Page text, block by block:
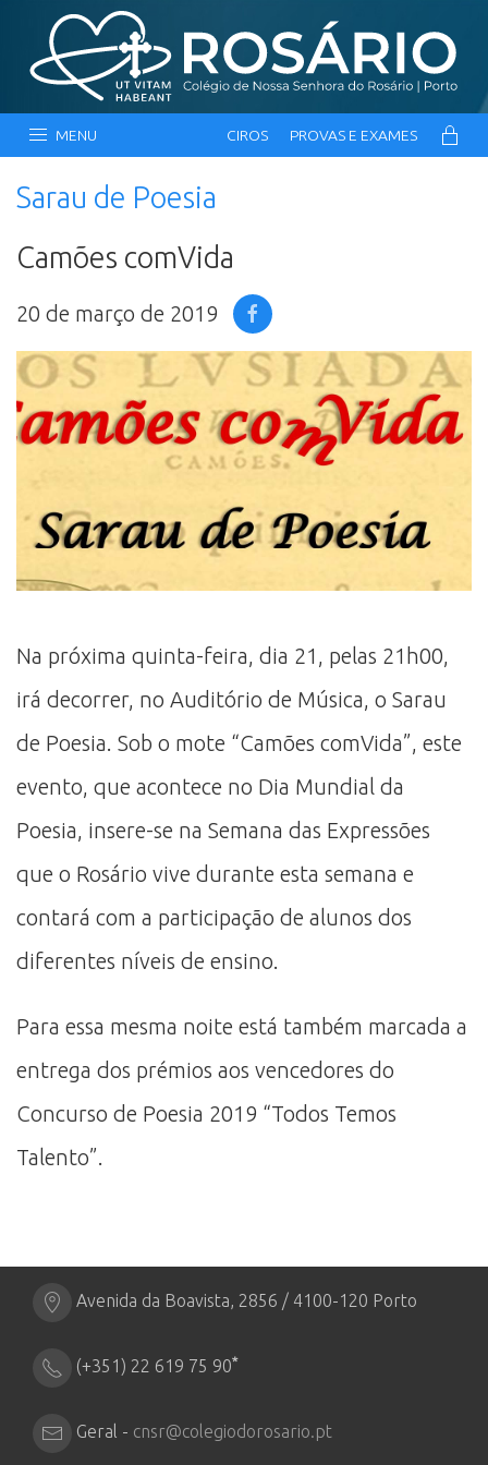
MENU CIROS PROVAS E EXAMES
Sarau de Poesia
Camões comVida
20 de março de 2019
Na próxima quinta-feira, dia 21, pelas 21h00,
irá decorrer, no Auditório de Música, o Sarau
de Poesia. Sob o mote “Camões comVida”, este
evento, que acontece no Dia Mundial da
Poesia, insere-se na Semana das Expressões
que o Rosário vive durante esta semana e
contará com a participação de alunos dos
diferentes níveis de ensino.
Para essa mesma noite está também marcada a
entrega dos prémios aos vencedores do
Concurso de Poesia 2019 “Todos Temos
Talento”.
Avenida da Boavista, 2856 / 4100-120 Porto
(+351) 22 619 75 90*
Geral - cnsr@colegiodorosario.pt